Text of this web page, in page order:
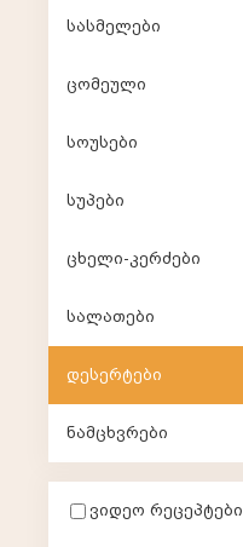
სასმელები
ცომეული
სოუსები
სუპები
ცხელი-კერძები
სალათები
დესერტები
ნამცხვრები
ვიდეო რეცეპტები